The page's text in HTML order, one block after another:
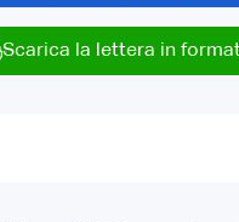
Scarica la lettera in